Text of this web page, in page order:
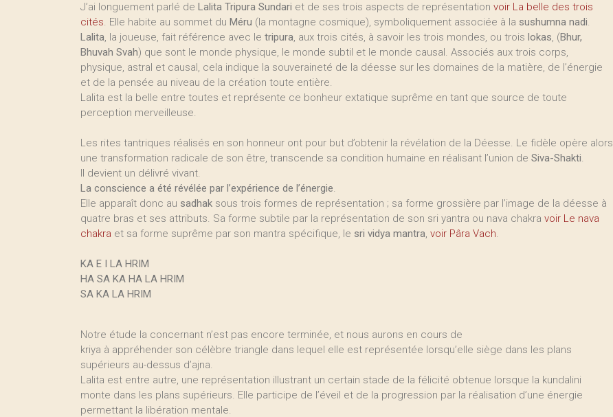
J’ai longuement parlé de Lalita Tripura Sundari et de ses trois aspects de représentation voir La belle des trois
cités. Elle habite au sommet du Méru (la montagne cosmique), symboliquement associée à la sushumna nadi.
Lalita, la joueuse, fait référence avec le tripura, aux trois cités, à savoir les trois mondes, ou trois lokas, (Bhur,
Bhuvah Svah) que sont le monde physique, le monde subtil et le monde causal. Associés aux trois corps,
physique, astral et causal, cela indique la souveraineté de la déesse sur les domaines de la matière, de l’énergie
et de la pensée au niveau de la création toute entière.
Lalita est la belle entre toutes et représente ce bonheur extatique suprême en tant que source de toute
perception merveilleuse.
Les rites tantriques réalisés en son honneur ont pour but d’obtenir la révélation de la Déesse. Le fidèle opère alors
une transformation radicale de son être, transcende sa condition humaine en réalisant l’union de Siva-Shakti.
Il devient un délivré vivant.
La conscience a été révélée par l’expérience de l’énergie.
Elle apparaît donc au sadhak sous trois formes de représentation ; sa forme grossière par l’image de la déesse à
quatre bras et ses attributs. Sa forme subtile par la représentation de son sri yantra ou nava chakra voir Le nava
chakra et sa forme suprême par son mantra spécifique, le sri vidya mantra, voir Pâra Vach.
KA E I LA HRIM
HA SA KA HA LA HRIM
SA KA LA HRIM
Notre étude la concernant n’est pas encore terminée, et nous aurons en cours de
kriya à appréhender son célèbre triangle dans lequel elle est représentée lorsqu’elle siège dans les plans
supérieurs au-dessus d’ajna.
Lalita est entre autre, une représentation illustrant un certain stade de la félicité obtenue lorsque la kundalini
monte dans les plans supérieurs. Elle participe de l’éveil et de la progression par la réalisation d’une énergie
permettant la libération mentale.